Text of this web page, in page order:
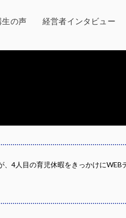
生の声 経営者インタビュー
4人目の育児休暇をきっかけにWEB